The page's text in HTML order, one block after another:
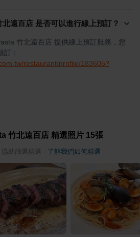
遠百店 是否可以進行線上預訂？
竹北遠百店 提供線上預訂服務，您
訂：
restaurant/profile/183605?
竹北遠百店 精選照片 15張
助篩選精選 了解我們如何精選